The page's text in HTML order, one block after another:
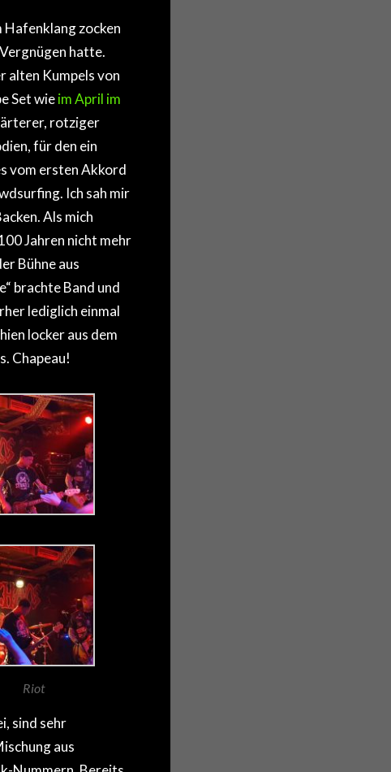
Hafenklang zocken
hatte.
alten Kumpels von
Set wieim April im
rotziger
für den ein
vom ersten Akkord
Ich sah mir
Als mich
Jahren nicht mehr
Bühne aus
brachte Band und
lediglich einmal
locker aus dem
Chapeau!
Riot
sind sehr
aus
Nummern. Bereits